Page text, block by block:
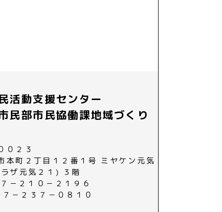
活動支援センター
民部市民協働課地域づくり
０２３
本町２丁目１２番１号 ミヤケン元気
ザ元気２１) ３階
－２１０－２１９６
－２３７－０８１０